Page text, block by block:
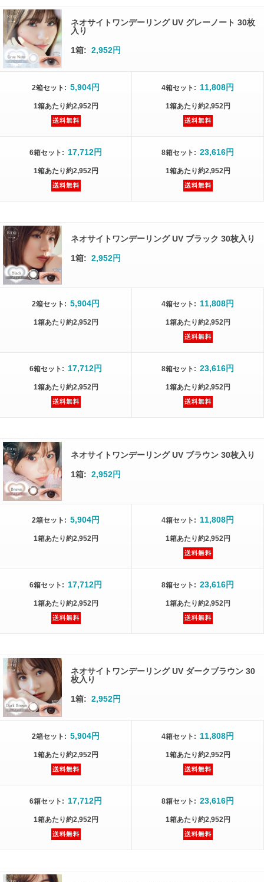
ネオサイトワンデーリング UV グレーノート 30枚
入り
1箱: 2,952円
2箱セット : 5,904円
1箱あたり約2,952円
4箱セット : 11,808円
1箱あたり約2,952円
6箱セット : 17,712円
1箱あたり約2,952円
8箱セット : 23,616円
1箱あたり約2,952円
ネオサイトワンデーリング UV ブラック 30枚入り
1箱: 2,952円
2箱セット : 5,904円
1箱あたり約2,952円
4箱セット : 11,808円
1箱あたり約2,952円
6箱セット : 17,712円
1箱あたり約2,952円
8箱セット : 23,616円
1箱あたり約2,952円
ネオサイトワンデーリング UV ブラウン 30枚入り
1箱: 2,952円
2箱セット : 5,904円
1箱あたり約2,952円
4箱セット : 11,808円
1箱あたり約2,952円
6箱セット : 17,712円
1箱あたり約2,952円
8箱セット : 23,616円
1箱あたり約2,952円
ネオサイトワンデーリング UV ダークブラウン 30
枚入り
1箱: 2,952円
2箱セット : 5,904円
1箱あたり約2,952円
4箱セット : 11,808円
1箱あたり約2,952円
6箱セット : 17,712円
1箱あたり約2,952円
8箱セット : 23,616円
1箱あたり約2,952円